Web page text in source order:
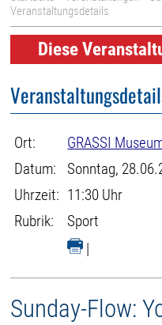
Veranstaltungsdetails
Diese
Ort:
GRASSI
Datum:
Sonntag,
Uhrzeit: 11:30 Uhr
Rubrik:
Sport
|
Sunday-Flow: